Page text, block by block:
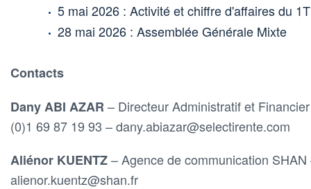
5 mai 2026 : Activité et chiffre d'affaires du
28 mai 2026 : Assemblée Générale Mixte
Contacts
Dany ABI AZAR – Directeur Administratif et
(0)1 69 87 19 93 – dany.abiazar@selectirente.com
Aliénor KUENTZ– Agence de communication
alienor.kuentz@shan.fr